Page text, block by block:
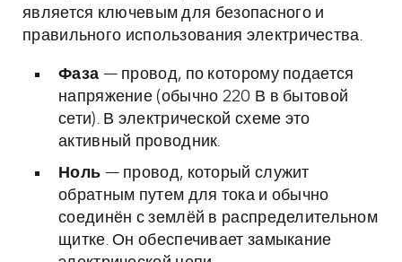
является ключевым для безопасного и
правильного использования электричества.
Фаза — провод, по которому подается
напряжение (обычно 220 В в бытовой
сети). В электрической схеме это
активный проводник.
Ноль — провод, который служит
обратным путем для тока и обычно
соединён с землёй в распределительном
щитке. Он обеспечивает замыкание